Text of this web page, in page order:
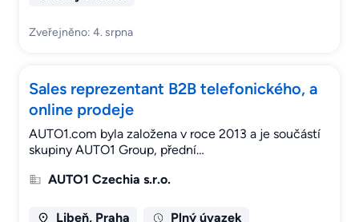
Zveřejněno: 4. srpna
Sales reprezentant B2B telefonického, a
online prodeje
AUTO1.com byla založena v roce 2013 a je součástí
skupiny AUTO1 Group, přední…
AUTO1 Czechia s.r.o.
Libeň, Praha Plný úvazek